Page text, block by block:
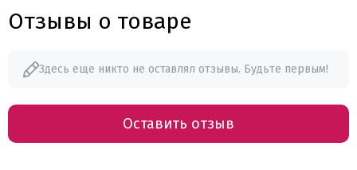
Отзывы о товаре
Здесь еще никто не оставлял отзывы. Будьте первым!
Оставить отзыв